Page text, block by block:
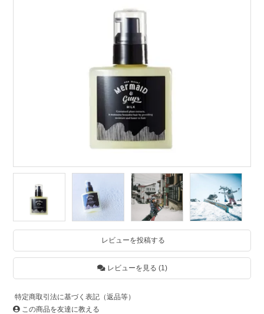
レビューを投稿する
レビューを見る (1)
特定商取引法に基づく表記（返品等）
この商品を友達に教える